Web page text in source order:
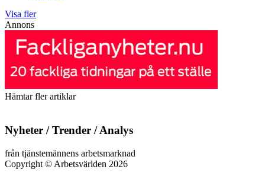
Visa fler
Annons
Hämtar fler artiklar
Nyheter / Trender / Analys
från tjänstemännens arbetsmarknad
Copyright © Arbetsvärlden 2026